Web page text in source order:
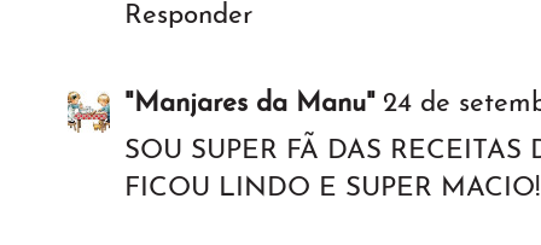
Responder
"Manjares da Manu" 24 de
SOU SUPER FÃ DAS RECEITAS
FICOU LINDO E SUPER